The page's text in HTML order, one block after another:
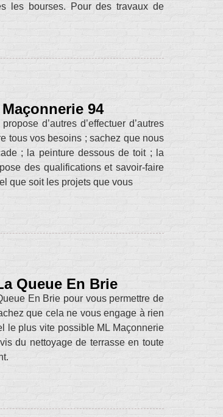
les bourses. Pour des travaux de
94
d’autres d’effectuer d’autres
tous vos besoins ; sachez que nous
; la peinture dessous de toit ; la
des qualifications et savoir-faire
que soit les projets que vous
Queue En Brie
En Brie pour vous permettre de
que cela ne vous engage à rien
le plus vite possible ML Maçonnerie
du nettoyage de terrasse en toute